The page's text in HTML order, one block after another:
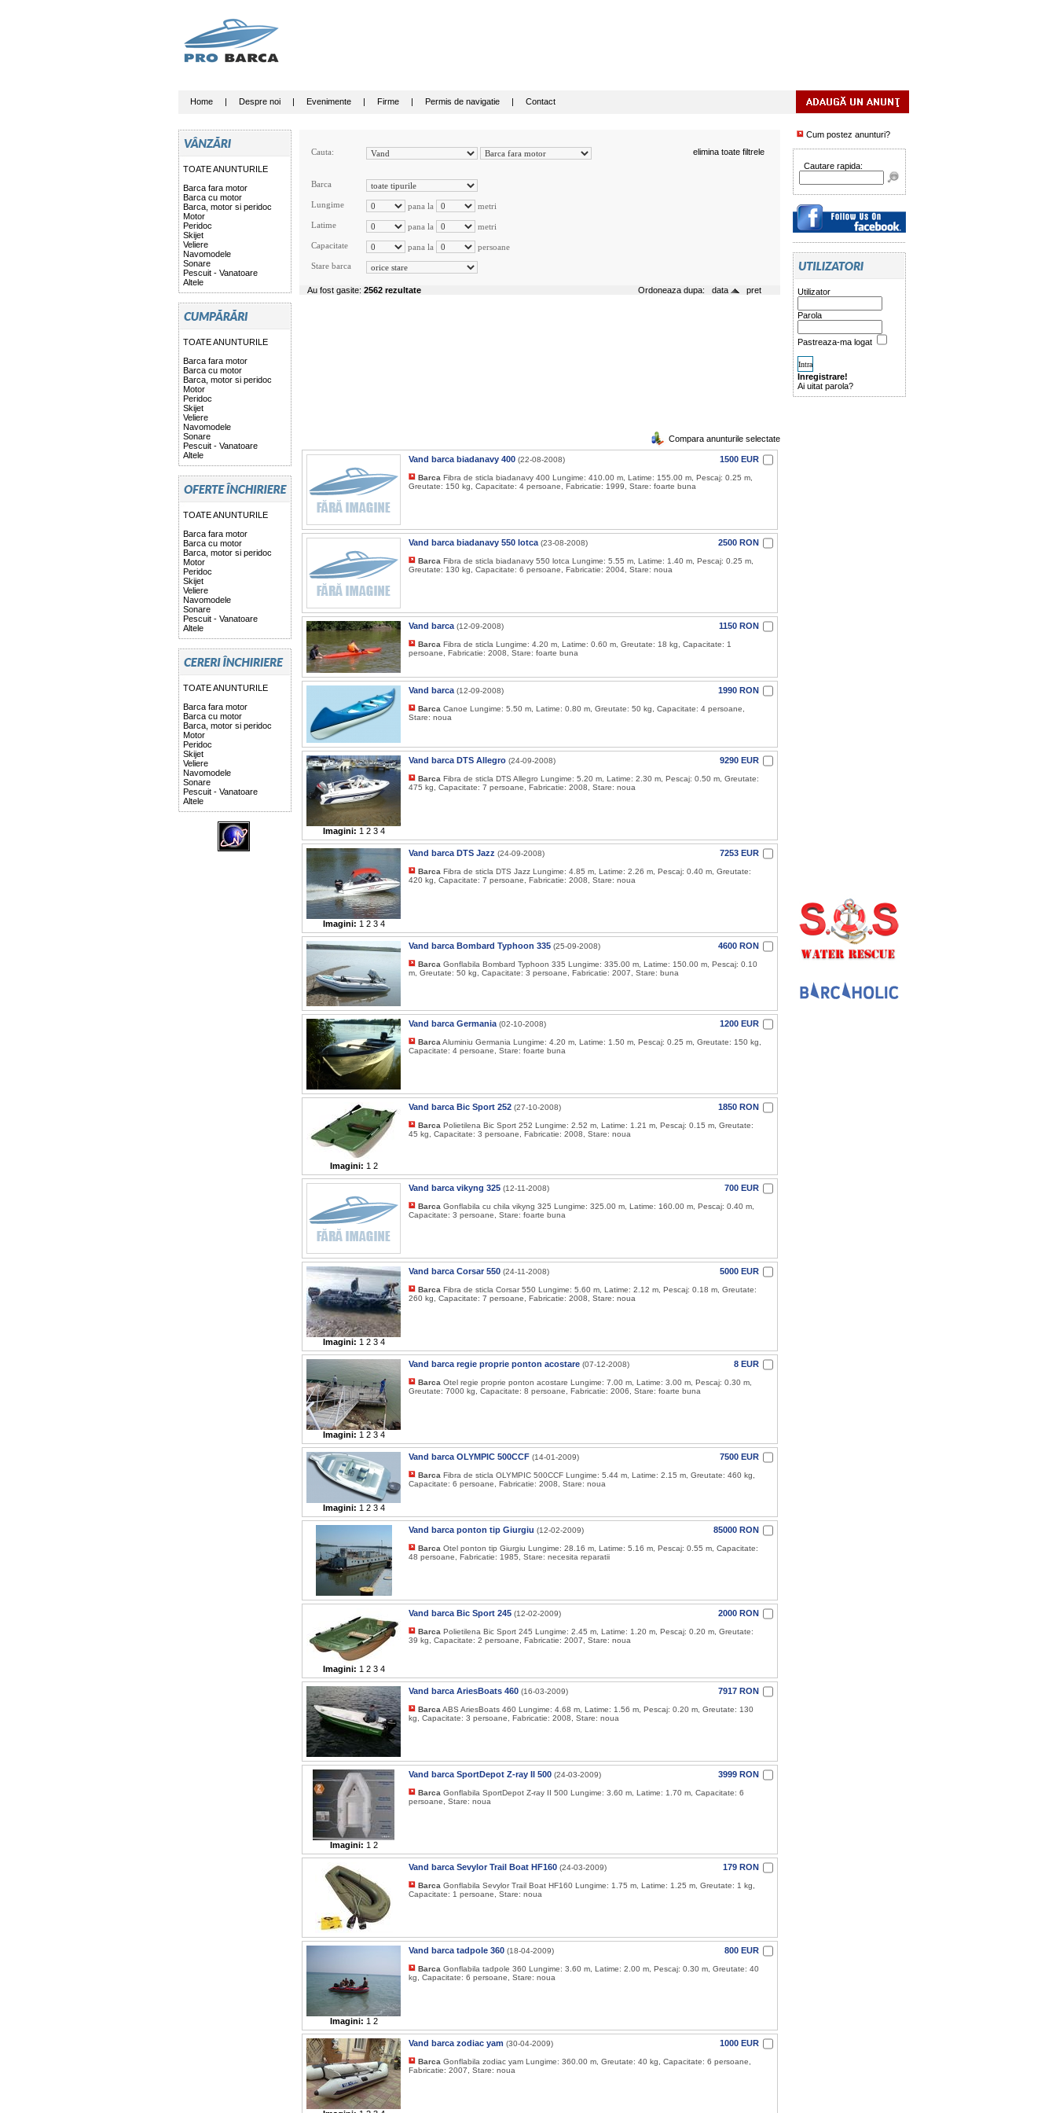
Home | Despre noi | Evenimente | Firme | Permis de navigatie | Contact
TOATE ANUNTURILE
Barca fara motor
Barca cu motor
Barca, motor si peridoc
Motor
Peridoc
Skijet
Veliere
Navomodele
Sonare
Pescuit - Vanatoare
Altele
TOATE ANUNTURILE
Barca fara motor
Barca cu motor
Barca, motor si peridoc
Motor
Peridoc
Skijet
Veliere
Navomodele
Sonare
Pescuit - Vanatoare
Altele
TOATE ANUNTURILE
Barca fara motor
Barca cu motor
Barca, motor si peridoc
Motor
Peridoc
Skijet
Veliere
Navomodele
Sonare
Pescuit - Vanatoare
Altele
TOATE ANUNTURILE
Barca fara motor
Barca cu motor
Barca, motor si peridoc
Motor
Peridoc
Skijet
Veliere
Navomodele
Sonare
Pescuit - Vanatoare
Altele
Cauta: elimina toate filtrele
Barca
Lungime pana la
metri
Latime
pana la
metri
Capacitate
pana la
persoane
Stare barca
Au fost gasite: 2562 rezultate Ordoneaza dupa: data pret
Compara anunturile selectate
Vand barca biadanavy 400 (22-08-2008) 1500 EUR
Barca Fibra de sticla biadanavy 400 Lungime: 410.00 m, Latime: 155.00 m, Pescaj: 0.25 m,
Greutate: 150 kg, Capacitate: 4 persoane, Fabricatie: 1999, Stare: foarte buna
Vand barca biadanavy 550 lotca (23-08-2008) 2500 RON
Barca Fibra de sticla biadanavy 550 lotca Lungime: 5.55 m, Latime: 1.40 m, Pescaj: 0.25 m,
Greutate: 130 kg, Capacitate: 6 persoane, Fabricatie: 2004, Stare: noua
Vand barca (12-09-2008) 1150 RON
Barca Fibra de sticla Lungime: 4.20 m, Latime: 0.60 m, Greutate: 18 kg, Capacitate: 1
persoane, Fabricatie: 2008, Stare: foarte buna
Vand barca (12-09-2008) 1990 RON
Barca Canoe Lungime: 5.50 m, Latime: 0.80 m, Greutate: 50 kg, Capacitate: 4 persoane,
Stare: noua
Imagini: 1 2 3 4
Vand barca DTS Allegro (24-09-2008) 9290 EUR
Barca Fibra de sticla DTS Allegro Lungime: 5.20 m, Latime: 2.30 m, Pescaj: 0.50 m, Greutate:
475 kg, Capacitate: 7 persoane, Fabricatie: 2008, Stare: noua
Imagini: 1 2 3 4
Vand barca DTS Jazz (24-09-2008) 7253 EUR
Barca Fibra de sticla DTS Jazz Lungime: 4.85 m, Latime: 2.26 m, Pescaj: 0.40 m, Greutate:
420 kg, Capacitate: 7 persoane, Fabricatie: 2008, Stare: noua
Vand barca Bombard Typhoon 335 (25-09-2008) 4600 RON
Barca Gonflabila Bombard Typhoon 335 Lungime: 335.00 m, Latime: 150.00 m, Pescaj: 0.10
m, Greutate: 50 kg, Capacitate: 3 persoane, Fabricatie: 2007, Stare: buna
Vand barca Germania (02-10-2008) 1200 EUR
Barca Aluminiu Germania Lungime: 4.20 m, Latime: 1.50 m, Pescaj: 0.25 m, Greutate: 150 kg,
Capacitate: 4 persoane, Stare: foarte buna
Imagini: 1 2
Vand barca Bic Sport 252 (27-10-2008) 1850 RON
Barca Polietilena Bic Sport 252 Lungime: 2.52 m, Latime: 1.21 m, Pescaj: 0.15 m, Greutate:
45 kg, Capacitate: 3 persoane, Fabricatie: 2008, Stare: noua
Vand barca vikyng 325 (12-11-2008) 700 EUR
Barca Gonflabila cu chila vikyng 325 Lungime: 325.00 m, Latime: 160.00 m, Pescaj: 0.40 m,
Capacitate: 3 persoane, Stare: foarte buna
Imagini: 1 2 3 4
Vand barca Corsar 550 (24-11-2008) 5000 EUR
Barca Fibra de sticla Corsar 550 Lungime: 5.60 m, Latime: 2.12 m, Pescaj: 0.18 m, Greutate:
260 kg, Capacitate: 7 persoane, Fabricatie: 2008, Stare: noua
Imagini: 1 2 3 4
Vand barca regie proprie ponton acostare (07-12-2008) 8 EUR
Barca Otel regie proprie ponton acostare Lungime: 7.00 m, Latime: 3.00 m, Pescaj: 0.30 m,
Greutate: 7000 kg, Capacitate: 8 persoane, Fabricatie: 2006, Stare: foarte buna
Imagini: 1 2 3 4
Vand barca OLYMPIC 500CCF (14-01-2009) 7500 EUR
Barca Fibra de sticla OLYMPIC 500CCF Lungime: 5.44 m, Latime: 2.15 m, Greutate: 460 kg,
Capacitate: 6 persoane, Fabricatie: 2008, Stare: noua
Vand barca ponton tip Giurgiu (12-02-2009) 85000 RON
Barca Otel ponton tip Giurgiu Lungime: 28.16 m, Latime: 5.16 m, Pescaj: 0.55 m, Capacitate:
48 persoane, Fabricatie: 1985, Stare: necesita reparatii
Imagini: 1 2 3 4
Vand barca Bic Sport 245 (12-02-2009) 2000 RON
Barca Polietilena Bic Sport 245 Lungime: 2.45 m, Latime: 1.20 m, Pescaj: 0.20 m, Greutate:
39 kg, Capacitate: 2 persoane, Fabricatie: 2007, Stare: noua
Vand barca AriesBoats 460 (16-03-2009) 7917 RON
Barca ABS AriesBoats 460 Lungime: 4.68 m, Latime: 1.56 m, Pescaj: 0.20 m, Greutate: 130
kg, Capacitate: 3 persoane, Fabricatie: 2008, Stare: noua
Imagini: 1 2
Vand barca SportDepot Z-ray II 500 (24-03-2009) 3999 RON
Barca Gonflabila SportDepot Z-ray II 500 Lungime: 3.60 m, Latime: 1.70 m, Capacitate: 6
persoane, Stare: noua
Vand barca Sevylor Trail Boat HF160 (24-03-2009) 179 RON
Barca Gonflabila Sevylor Trail Boat HF160 Lungime: 1.75 m, Latime: 1.25 m, Greutate: 1 kg,
Capacitate: 1 persoane, Stare: noua
Imagini: 1 2
Vand barca tadpole 360 (18-04-2009) 800 EUR
Barca Gonflabila tadpole 360 Lungime: 3.60 m, Latime: 2.00 m, Pescaj: 0.30 m, Greutate: 40
kg, Capacitate: 6 persoane, Stare: noua
Vand barca zodiac yam (30-04-2009) 1000 EUR
Barca Gonflabila zodiac yam Lungime: 360.00 m, Greutate: 40 kg, Capacitate: 6 persoane,
Fabricatie: 2007, Stare: noua
Cum postez anunturi?
Cautare rapida:
Utilizator
Parola
Pastreaza-ma logat
Inregistrare!
Ai uitat parola?